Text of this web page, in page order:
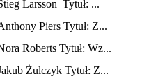
Larsson Tytuł: ...
Piers Tytuł: Z...
Roberts Tytuł: Wz...
Żulczyk Tytuł: Z...